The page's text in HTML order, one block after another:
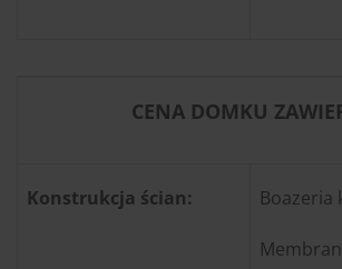
CENA DOMKU
Konstrukcja ścian: Boazeria